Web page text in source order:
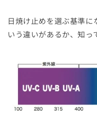
日焼け止めを選ぶ基準に
いう違いがあるか、知っ